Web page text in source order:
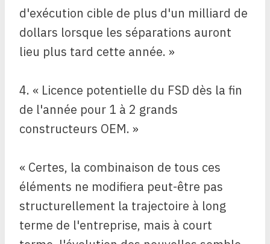
d'exécution cible de plus d'un milliard de
dollars lorsque les séparations auront
lieu plus tard cette année. »
4. « Licence potentielle du FSD dès la fin
de l'année pour 1 à 2 grands
constructeurs OEM. »
« Certes, la combinaison de tous ces
éléments ne modifiera peut-être pas
structurellement la trajectoire à long
terme de l'entreprise, mais à court